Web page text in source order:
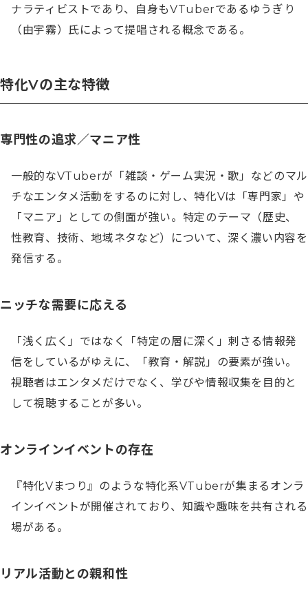
ナラティビストであり、自身もVTuberであるゆうぎり
（由宇霧）氏によって提唱される概念である。
特化Vの主な特徴
専門性の追求／マニア性
一般的なVTuberが「雑談・ゲーム実況・歌」などのマル
チなエンタメ活動をするのに対し、特化Vは「専門家」や
「マニア」としての側面が強い。特定のテーマ（歴史、
性教育、技術、地域ネタなど）について、深く濃い内容を
発信する。
ニッチな需要に応える
「浅く広く」ではなく「特定の層に深く」刺さる情報発
信をしているがゆえに、「教育・解説」の要素が強い。
視聴者はエンタメだけでなく、学びや情報収集を目的と
して視聴することが多い。
オンラインイベントの存在
『特化Vまつり』のような特化系VTuberが集まるオンラ
インイベントが開催されており、知識や趣味を共有される
場がある。
リアル活動との親和性